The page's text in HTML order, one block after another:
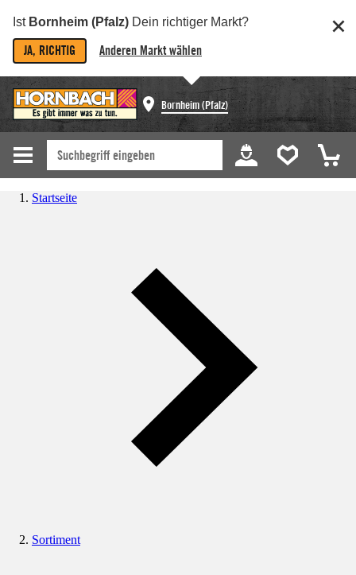
Ist Bornheim (Pfalz) Dein richtiger Markt?
JA, RICHTIG Anderen Markt wählen
Bornheim (Pfalz)
Startseite
Sortiment